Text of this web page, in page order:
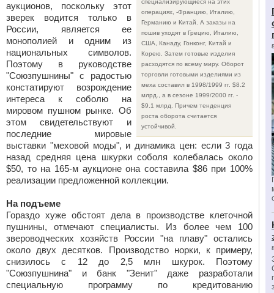
специализирующиеся на этих
операциях, -Францию, Италию,
Германию и Китай. А заказы на
пошив уходят в Грецию, Италию,
США, Канаду, Гонконг, Китай и
Корею. Затем готовые изделия
расходятся по всему миру. Оборот
торговли готовыми изделиями из
меха составил в 1998/1999 гг. $8.2
млрд., а в сезоне 1999/2000 гг. -
$9.1 млрд. Причем тенденция
роста оборота считается
устойчивой.
аукционов, поскольку этот
зверек водится только в
России, является ее
монополией и одним из
национальных символов.
Поэтому в руководстве
"Союзпушнины" с радостью
констатируют возрождение
интереса к соболю на
мировом пушном рынке. Об
этом свидетельствуют и
последние мировые
выставки "меховой моды", и динамика цен: если 3 года
назад средняя цена шкурки соболя колебалась около
$50, то на 165-м аукционе она составила $86 при 100%
реализации предложенной коллекции.
На подъеме
Гораздо хуже обстоят дела в производстве клеточной
пушнины, отмечают специалисты. Из более чем 100
звероводческих хозяйств России "на плаву" остались
около двух десятков. Производство норки, к примеру,
снизилось с 12 до 2,5 млн шкурок. Поэтому
"Союзпушнина" и банк "Зенит" даже разработали
специальную программу по кредитованию